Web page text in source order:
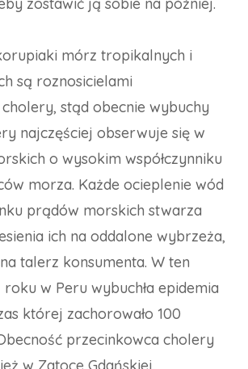
zostawić ją sobie na później.
mórz tropikalnych i
są roznosicielami
stąd obecnie wybuchy
najczęściej obserwuje się w
o wysokim współczynniku
morza. Każde ocieplenie wód
prądów morskich stwarza
ich na oddalone wybrzeża,
talerz konsumenta. W ten
roku w Peru wybuchła epidemia
której zachorowało 100
przecinkowca cholery